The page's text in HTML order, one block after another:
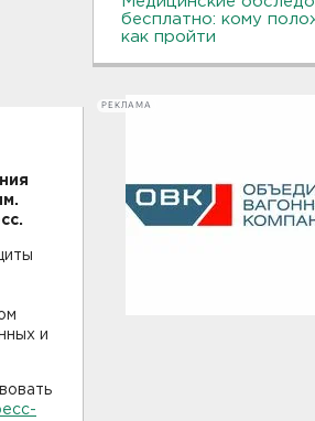
и
бесплатно: кому
как пройти
РЕКЛАМА